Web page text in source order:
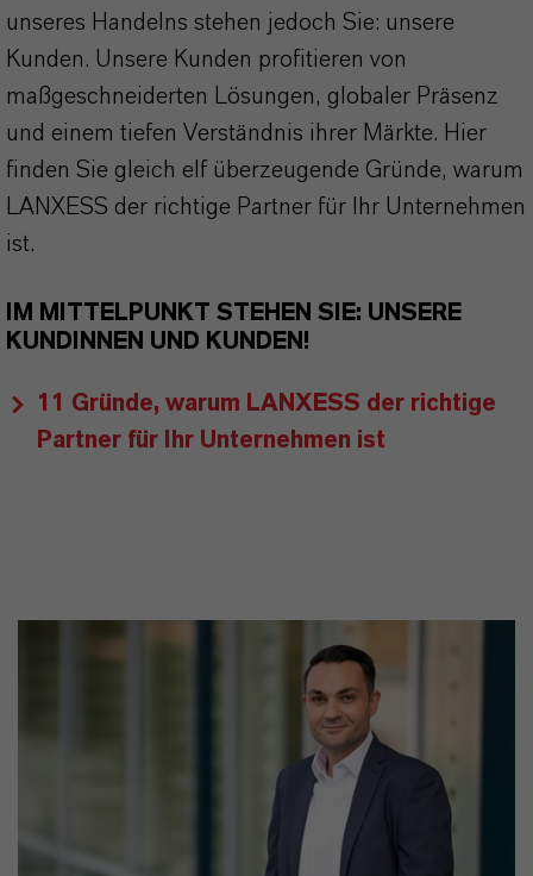
unseres Handelns stehen jedoch Sie: unsere
Kunden. Unsere Kunden profitieren von
maßgeschneiderten Lösungen, globaler Präsenz
und einem tiefen Verständnis ihrer Märkte. Hier
finden Sie gleich elf überzeugende Gründe, warum
LANXESS der richtige Partner für Ihr Unternehmen
ist.
IM MITTELPUNKT STEHEN SIE: UNSERE
KUNDINNEN UND KUNDEN!
11 Gründe, warum LANXESS der richtige
Partner für Ihr Unternehmen ist